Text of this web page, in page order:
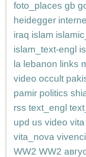
foto_places gb
heidegger
iraq islam
islam_text-engl
la lebanon links
video occult
pamir politics
rss text_engl
upd us video
vita_nova
WW2 WW2